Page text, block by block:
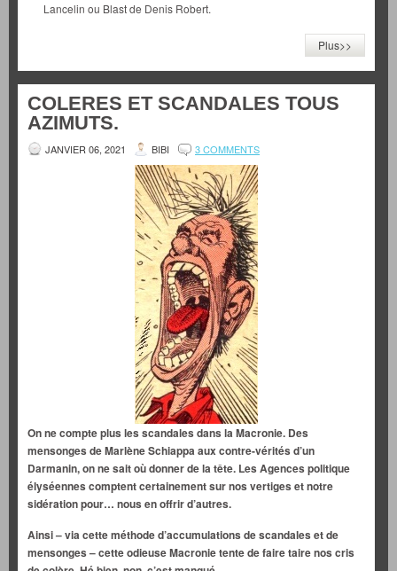
Lancelin ou Blast de Denis Robert.
Plus>>
COLERES ET SCANDALES TOUS
AZIMUTS.
JANVIER 06, 2021 BIBI 3 COMMENTS
On ne compte plus les scandales dans la Macronie. Des
mensonges de Marlène Schiappa aux contre-vérités d’un
Darmanin, on ne sait où donner de la tête. Les Agences politique
élyséennes comptent certainement sur nos vertiges et notre
sidération pour… nous en offrir d’autres.
Ainsi – via cette méthode d’accumulations de scandales et de
mensonges – cette odieuse Macronie tente de faire taire nos cris